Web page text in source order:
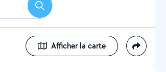
Rechercher
Afficher la carte